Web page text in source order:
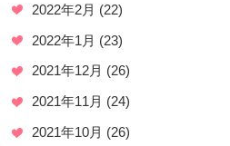
2022年2月 (22)
2022年1月 (23)
2021年12月 (26)
2021年11月 (24)
2021年10月 (26)